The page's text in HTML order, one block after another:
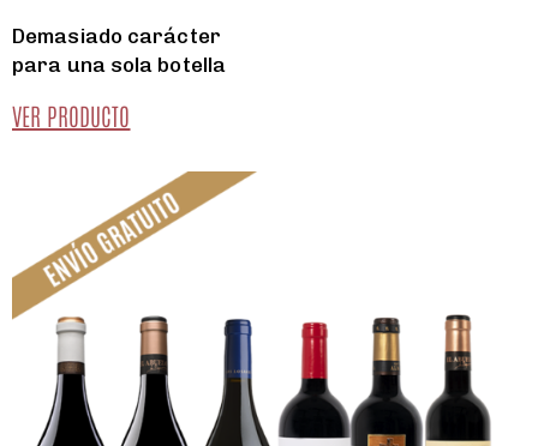
Demasiado carácter
para una sola botella
VER PRODUCTO